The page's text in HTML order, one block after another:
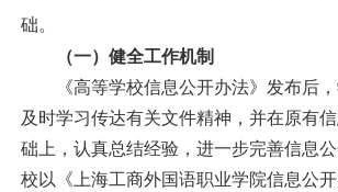
础。
（一）健全工作机制
《高等学校信息公开办法》发布后
及时学习传达有关文件精神，并在原有
础上，认真总结经验，进一步完善信息
校以《上海工商外国语职业学院信息公